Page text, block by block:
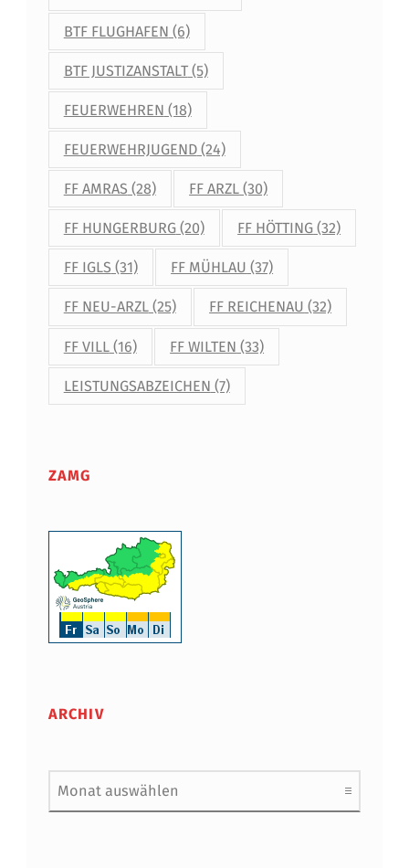
S
T
A
D
T
BTF FLUGHAFEN (6)
BTF JUSTIZANSTALT(5)
FEUERWEHREN (18)
FEUERWEHRJUGEND(24)
FF AMRAS (28) FF ARZL (30)
FF HUNGERBURG(20) FF HÖTTING (32)
FF IGLS (31) FF MÜHLAU (37)
FF NEU-ARZL(25) FF REICHENAU (32)
FF VILL(16) FF WILTEN (33)
LEISTUNGSABZEICHEN (7)
ZAMG
ARCHIV
Archiv